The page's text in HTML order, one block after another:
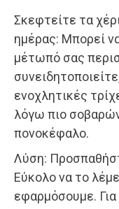
Σκεφτείτε τα
ημέρας: Μπορεί
μέτωπό σας
ενοχλητικές
λόγω πιο
πονοκέφαλο.
Λύση:
Εύκολο να το
εφαρμόσουμε.